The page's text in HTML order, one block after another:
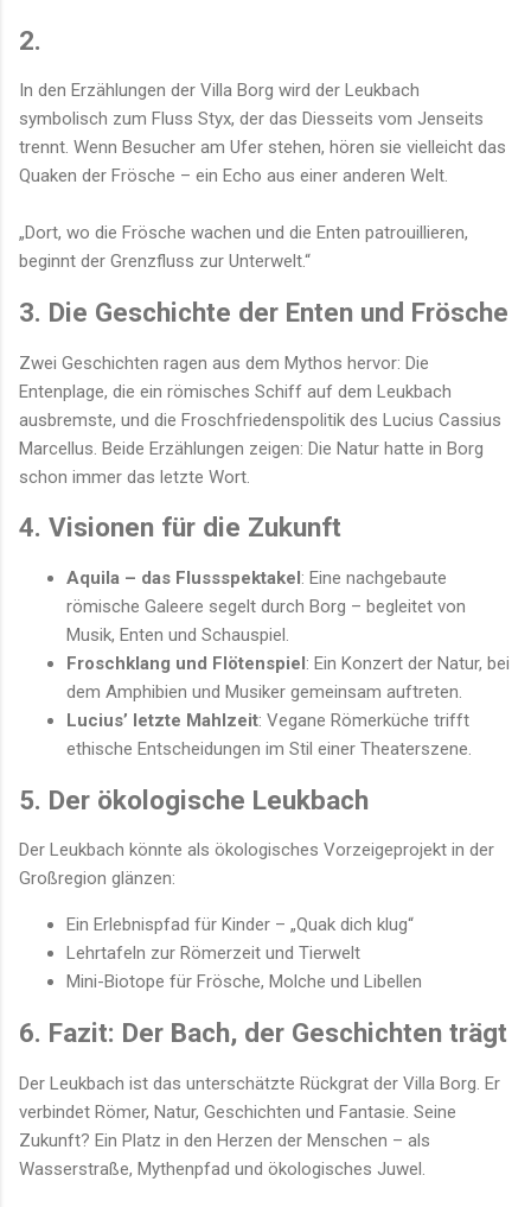
2.
In den Erzählungen der Villa Borg wird der Leukbach
symbolisch zum Fluss Styx, der das Diesseits vom Jenseits
trennt. Wenn Besucher am Ufer stehen, hören sie vielleicht das
Quaken der Frösche – ein Echo aus einer anderen Welt.
„Dort, wo die Frösche wachen und die Enten patrouillieren,
beginnt der Grenzfluss zur Unterwelt.“
3. Die Geschichte der Enten und Frösche
Zwei Geschichten ragen aus dem Mythos hervor: Die
Entenplage, die ein römisches Schiff auf dem Leukbach
ausbremste, und die Froschfriedenspolitik des Lucius Cassius
Marcellus. Beide Erzählungen zeigen: Die Natur hatte in Borg
schon immer das letzte Wort.
4. Visionen für die Zukunft
Aquila – das Flussspektakel: Eine nachgebaute
römische Galeere segelt durch Borg – begleitet von
Musik, Enten und Schauspiel.
Froschklang und Flötenspiel: Ein Konzert der Natur, bei
dem Amphibien und Musiker gemeinsam auftreten.
Lucius’ letzte Mahlzeit: Vegane Römerküche trifft
ethische Entscheidungen im Stil einer Theaterszene.
5. Der ökologische Leukbach
Der Leukbach könnte als ökologisches Vorzeigeprojekt in der
Großregion glänzen:
Ein Erlebnispfad für Kinder – „Quak dich klug“
Lehrtafeln zur Römerzeit und Tierwelt
Mini-Biotope für Frösche, Molche und Libellen
6. Fazit: Der Bach, der Geschichten trägt
Der Leukbach ist das unterschätzte Rückgrat der Villa Borg. Er
verbindet Römer, Natur, Geschichten und Fantasie. Seine
Zukunft? Ein Platz in den Herzen der Menschen – als
Wasserstraße, Mythenpfad und ökologisches Juwel.